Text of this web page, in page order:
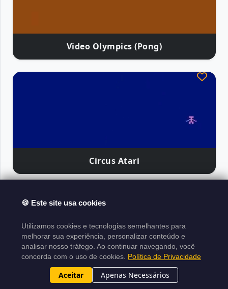
Video Olympics (Pong)
Circus Atari
Atari Classics
Sobre el Proyecto Aviso Legal
Derechos de Autor
Términos de Uso
XML
Proyecto hecho enLaravel| Desarrollado por
N1ghtByt3 | 2015-2026
🍪 Este site usa cookies
Utilizamos cookies e tecnologias semelhantes para
melhorar sua experiência, personalizar conteúdo e
analisar nosso tráfego. Ao continuar navegando, você
concorda com o uso de cookies. Política de Privacidade
Aceitar Apenas Necessários